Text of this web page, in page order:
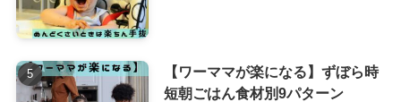
【ワーママが楽になる】ずぼら時
短朝ごはん食材別9パターン